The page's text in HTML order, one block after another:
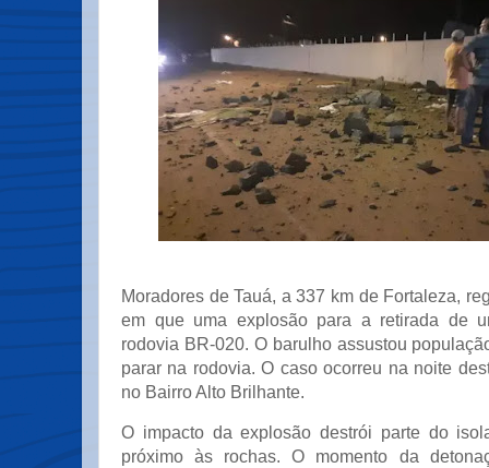
Moradores de Tauá, a 337 km de Fortaleza,
em que uma explosão para a retirada de
rodovia BR-020. O barulho assustou
parar na rodovia. O caso ocorreu na noite
no Bairro Alto Brilhante.
O impacto da explosão destrói parte do
próximo às rochas. O momento da